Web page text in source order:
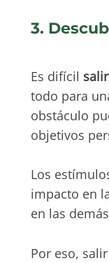
3.
Es difícil
todo para
obstáculo
objetivos
Los
impacto en
en las
Por eso,